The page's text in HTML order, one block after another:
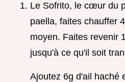
Le Sofrito, le cœur du
paella, faites chauffer
moyen. Faites revenir
jusqu'à ce qu'il soit
Ajoutez 6g d'ail haché